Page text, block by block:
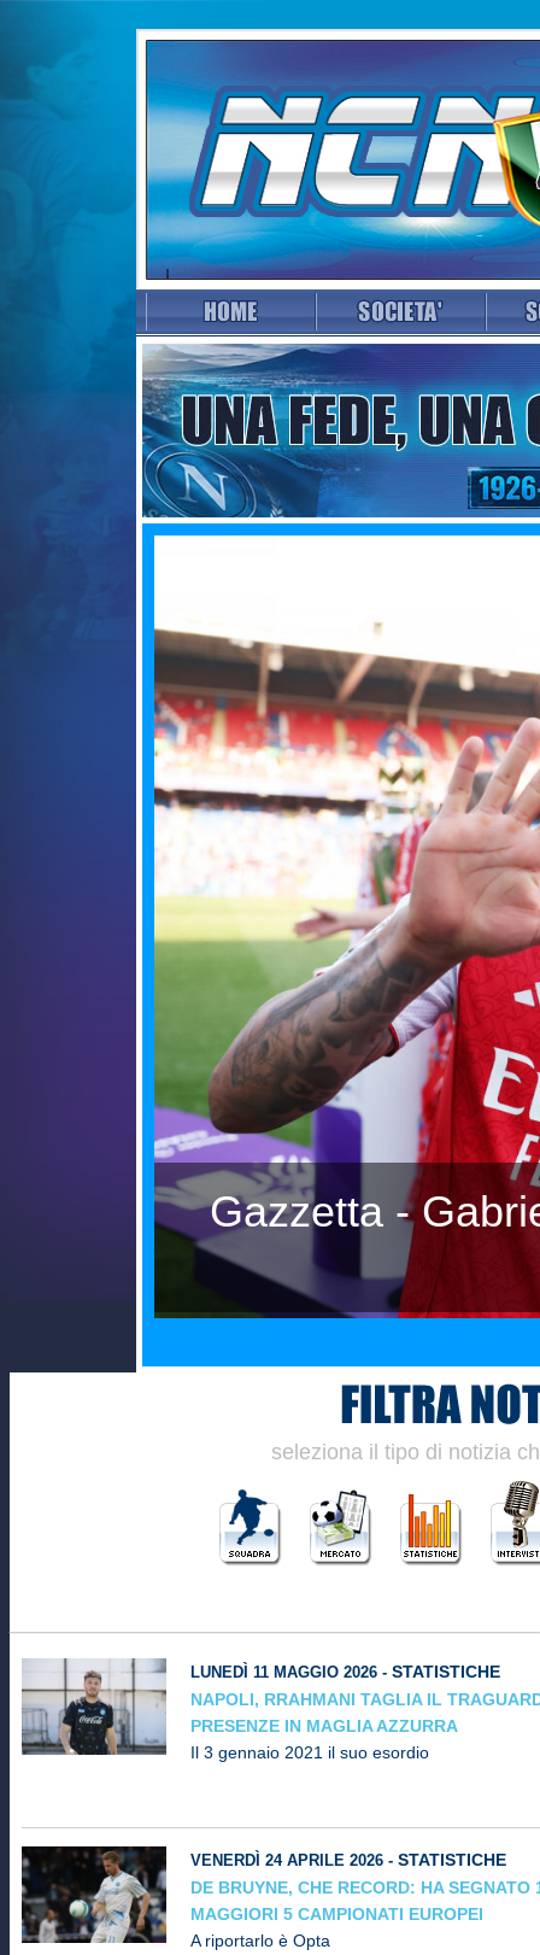
Cessione Lukaku
seleziona il tipo di notizia
LUNEDÌ 11 MAGGIO 2026 - STATISTICHE
NAPOLI, RRAHMANI TAGLIA IL
PRESENZE IN MAGLIA AZZURRA
Il 3 gennaio 2021 il suo esordio
VENERDÌ 24 APRILE 2026 - STATISTICHE
DE BRUYNE, CHE RECORD: HA SEGNATO
MAGGIORI 5 CAMPIONATI EUROPEI
A riportarlo è Opta